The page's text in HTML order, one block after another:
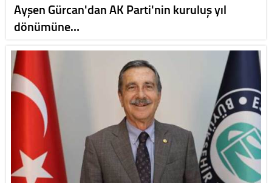
Ayşen Gürcan'dan AK Parti'nin kuruluş yıl
dönümüne…